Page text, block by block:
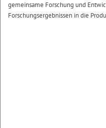
gemeinsame Forschung und
Forschungsergebnissen in die